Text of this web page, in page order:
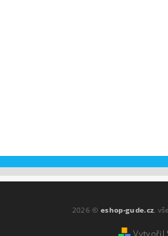
2026 ©eshop-gude.cz,
Vytvořil